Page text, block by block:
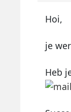
Hoi,
je
Heb